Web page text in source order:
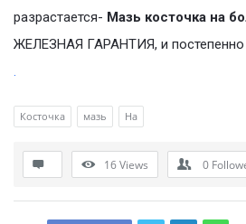
разрастается- Мазь косточка на
ЖЕЛЕЗНАЯ ГАРАНТИЯ, и постепенно
.
Косточка мазь На
16Views 0